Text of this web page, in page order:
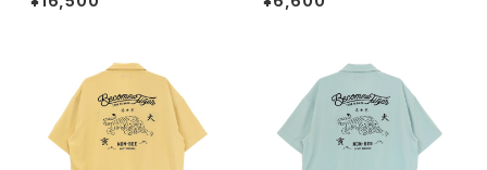
S light-pink
white